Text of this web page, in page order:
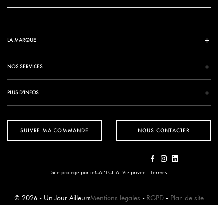
SUIVRE MA COMMANDE
LA MARQUE
NOS SERVICES
PLUS D'INFOS
NOUS CONTACTER
Site protégé par reCAPTCHA. Vie privée - Termes
© 2026 - Un Jour AilleursMentions légales - RGPD - Plan de site